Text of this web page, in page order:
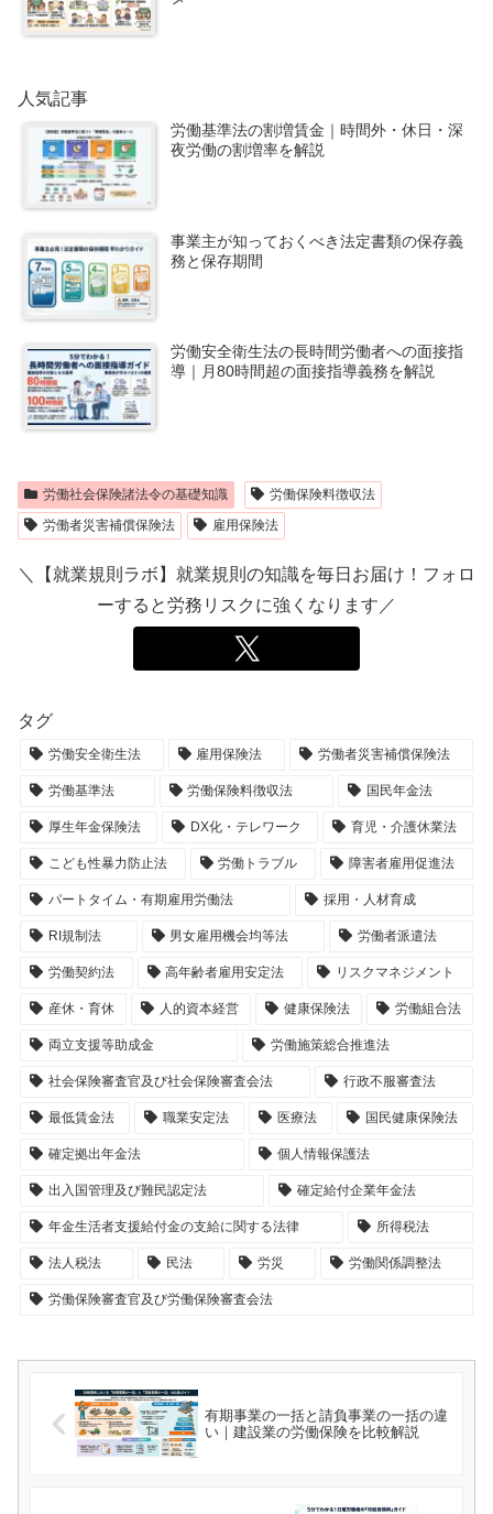
人気記事
労働基準法の割増賃金｜時間外・休日・深
夜労働の割増率を解説
事業主が知っておくべき法定書類の保存義
務と保存期間
労働安全衛生法の長時間労働者への面接指
導｜月80時間超の面接指導義務を解説
労働社会保険諸法令の基礎知識
労働保険料徴収法
労働者災害補償保険法
雇用保険法
＼【就業規則ラボ】就業規則の知識を毎日お届け！フォロ
ーすると労務リスクに強くなります／
タグ
労働安全衛生法 雇用保険法 労働者災害補償保険法
労働基準法 労働保険料徴収法 国民年金法
厚生年金保険法 DX化・テレワーク 育児・介護休業法
こども性暴力防止法 労働トラブル 障害者雇用促進法
パートタイム・有期雇用労働法 採用・人材育成
RI規制法 男女雇用機会均等法 労働者派遣法
労働契約法 高年齢者雇用安定法 リスクマネジメント
産休・育休 人的資本経営 健康保険法 労働組合法
両立支援等助成金 労働施策総合推進法
社会保険審査官及び社会保険審査会法 行政不服審査法
最低賃金法 職業安定法 医療法 国民健康保険法
確定拠出年金法 個人情報保護法
出入国管理及び難民認定法 確定給付企業年金法
年金生活者支援給付金の支給に関する法律 所得税法
法人税法 民法 労災 労働関係調整法
労働保険審査官及び労働保険審査会法
有期事業の一括と請負事業の一括の違
い｜建設業の労働保険を比較解説